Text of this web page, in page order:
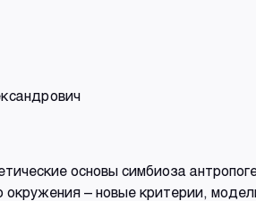
основы симбиоза
окружения – новые критерии,